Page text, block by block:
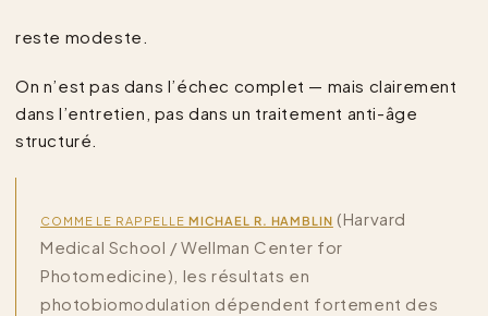
reste modeste.
On n’est pas dans l’échec complet — mais clairement
dans l’entretien, pas dans un traitement anti-âge
structuré.
COMME LE RAPPELLE MICHAEL R. HAMBLIN (Harvard
Medical School / Wellman Center for
Photomedicine), les résultats en
photobiomodulation dépendent fortement des